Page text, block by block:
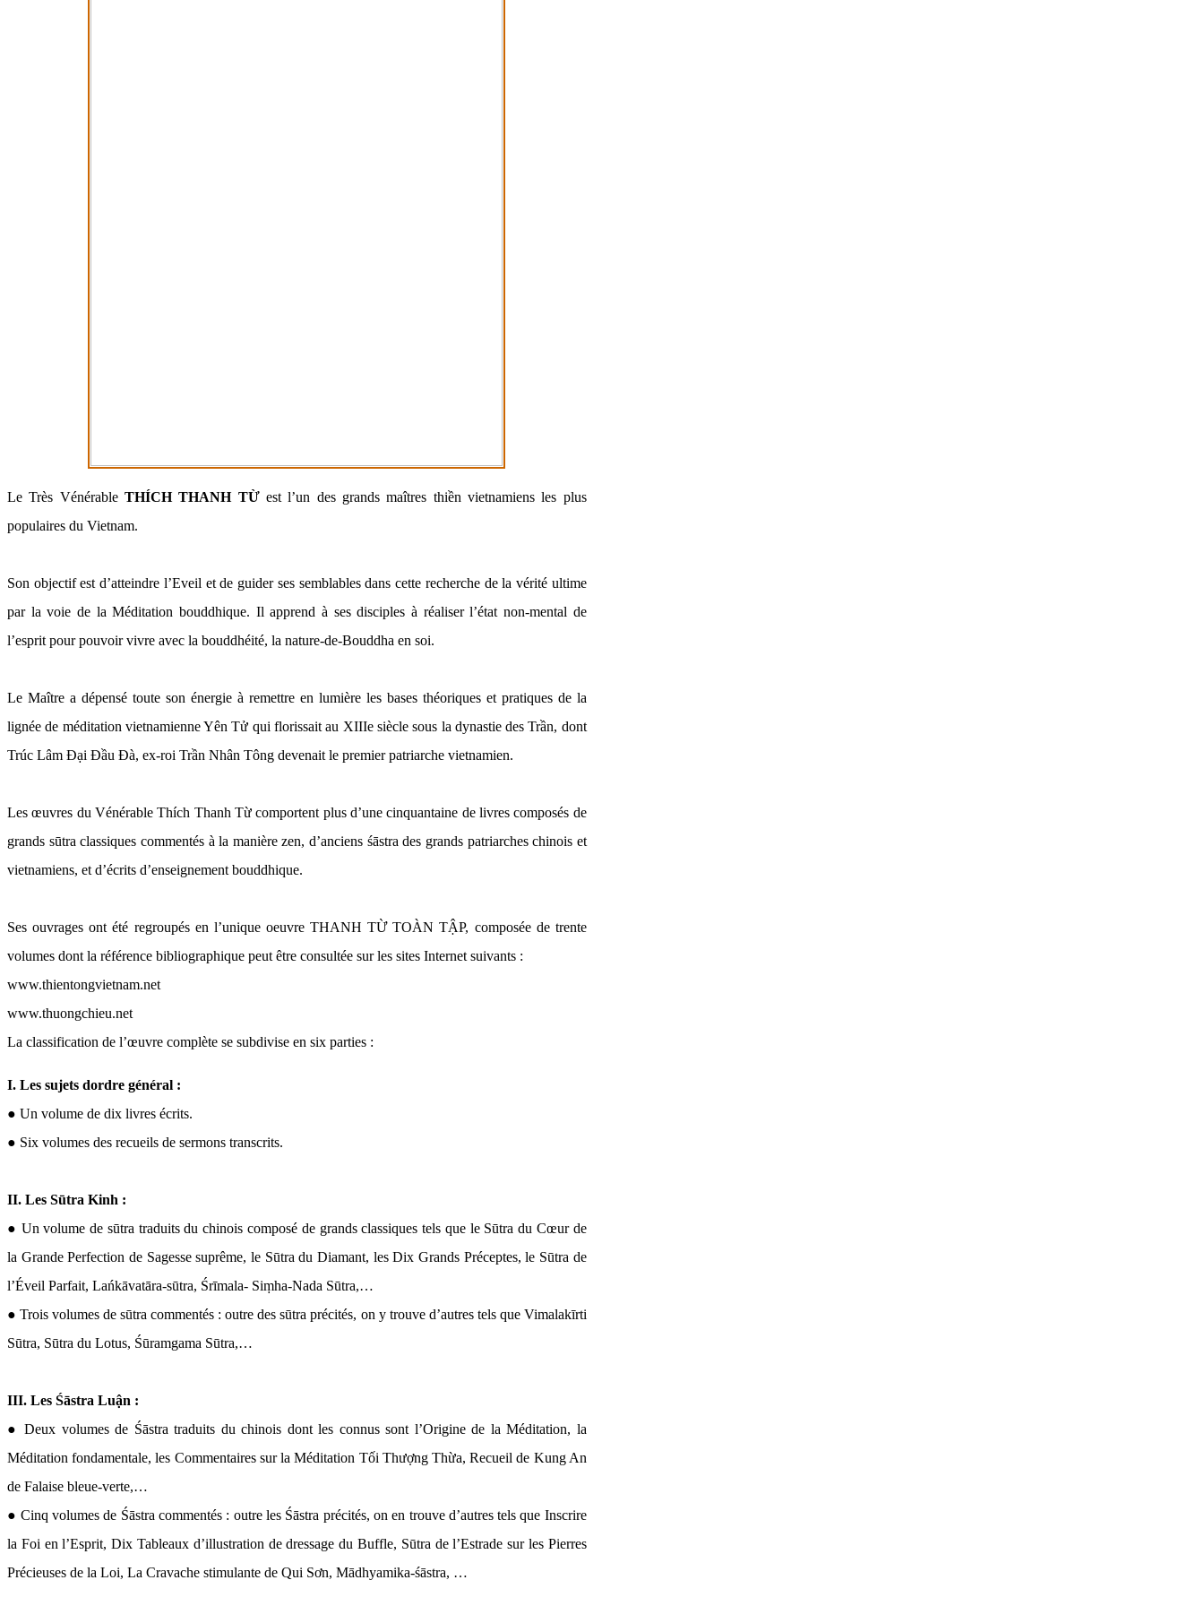
Le Très VénérableTHÍCH THANH TỪest l’un des grands maîtres thiền vietnamiens les plus
populaires du Vietnam.
Son objectif est d’atteindre l’Eveil et de guider ses semblables dans cette recherche de la vérité ultime
par la voie de la Méditation bouddhique. Il apprend à ses disciples à réaliser l’état non-mental de
l’esprit pour pouvoir vivre avec la bouddhéité, la nature-de-Bouddha en soi.
Le Maître a dépensé toute son énergie à remettre en lumière les bases théoriques et pratiques de la
lignée de méditation vietnamienne Yên Tử qui florissait au XIIIe siècle sous la dynastie des Trần, dont
Trúc Lâm Đại Đầu Đà, ex-roi Trần Nhân Tông devenait le premier patriarche vietnamien.
Les œuvres du Vénérable Thích Thanh Từ comportent plus d’une cinquantaine de livres composés de
grands sūtra classiques commentés à la manière zen, d’anciens śāstra des grands patriarches chinois et
vietnamiens, et d’écrits d’enseignement bouddhique.
Ses ouvrages ont été regroupés en l’unique oeuvre THANH TỪ TOÀN TẬP, composée de trente
volumes dont la référence bibliographique peut être consultée sur les sites Internet suivants :
www.thientongvietnam.net
www.thuongchieu.net
La classification de l’œuvre complète se subdivise en six parties :
I. Les sujets dordre général :
● Un volume de dix livres écrits.
● Six volumes des recueils de sermons transcrits.
II. Les Sūtra Kinh :
● Un volume de sūtra traduits du chinois composé de grands classiques tels que le Sūtra du Cœur de
la Grande Perfection de Sagesse suprême, le Sūtra du Diamant, les Dix Grands Préceptes, le Sūtra de
l’Éveil Parfait, Lańkāvatāra-sūtra, Śrīmala- Siṃha-Nada Sūtra,…
● Trois volumes de sūtra commentés : outre des sūtra précités, on y trouve d’autres tels que Vimalakīrti
Sūtra, Sūtra du Lotus, Śūramgama Sūtra,…
III. Les Śāstra Luận :
● Deux volumes de Śāstra traduits du chinois dont les connus sont l’Origine de la Méditation, la
Méditation fondamentale, les Commentaires sur la Méditation Tối Thượng Thừa, Recueil de Kung An
de Falaise bleue-verte,…
● Cinq volumes de Śāstra commentés : outre les Śāstra précités, on en trouve d’autres tels que Inscrire
la Foi en l’Esprit, Dix Tableaux d’illustration de dressage du Buffle, Sūtra de l’Estrade sur les Pierres
Précieuses de la Loi, La Cravache stimulante de Qui Sơn, Mādhyamika-śāstra, …